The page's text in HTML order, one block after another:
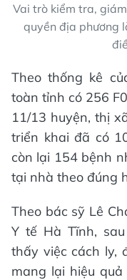
Vai trò kiểm tra,
quyền địa phương
Theo thống kê
toàn tỉnh có 256
11/13 huyện, thị
triển khai đã có
còn lại 154 bệnh
tại nhà theo đúng
Theo bác sỹ Lê
Y tế Hà Tĩnh,
thấy việc cách ly,
mang lại hiệu